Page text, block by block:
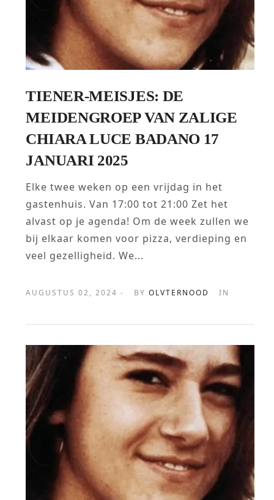
TIENER-MEISJES: DE
MEIDENGROEP VAN ZALIGE
CHIARA LUCE BADANO 17
JANUARI 2025
Elke twee weken op een vrijdag in het
gastenhuis. Van 17:00 tot 21:00 Zet het
alvast op je agenda! Om de week zullen we
bij elkaar komen voor pizza, verdieping en
veel gezelligheid. We...
AUGUSTUS 02, 2024 - BYOLVTERNOOD IN